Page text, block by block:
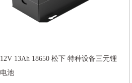
12V 13Ah 18650 松下 特种设备三元锂
电池